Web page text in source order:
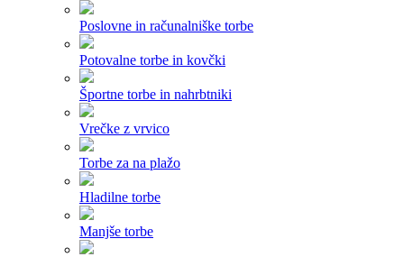
Poslovne in računalniške torbe
Potovalne torbe in kovčki
Športne torbe in nahrbtniki
Vrečke z vrvico
Torbe za na plažo
Hladilne torbe
Manjše torbe